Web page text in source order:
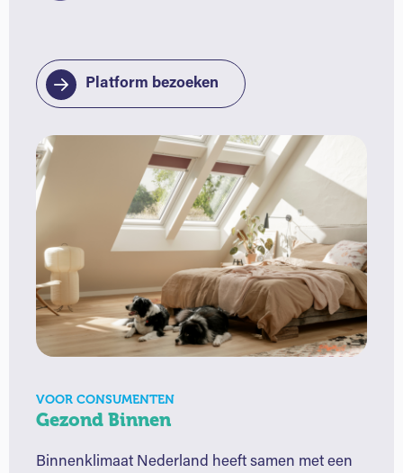
Platform bezoeken
VOOR CONSUMENTEN
Gezond Binnen
Binnenklimaat Nederland heeft samen met een